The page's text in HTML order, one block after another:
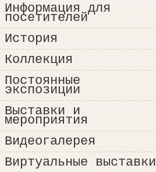
Информация для
посетителей
История
Коллекция
Постоянные
экспозиции
Выставки и
мероприятия
Видеогалерея
Виртуальные выставки